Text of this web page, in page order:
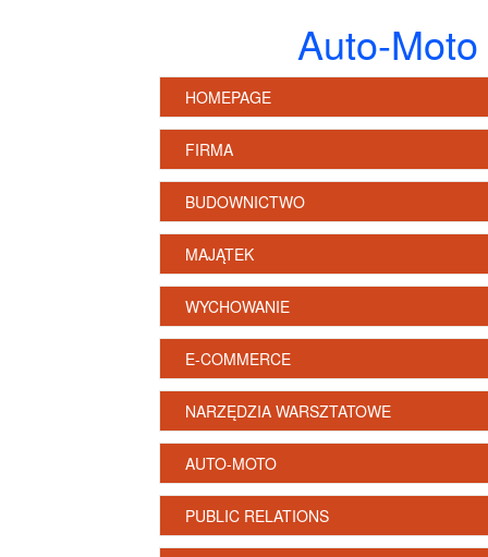
Auto-
HOMEPAGE
FIRMA
BUDOWNICTWO
MAJĄTEK
WYCHOWANIE
E-COMMERCE
NARZĘDZIA WARSZTATOWE
AUTO-MOTO
PUBLIC RELATIONS